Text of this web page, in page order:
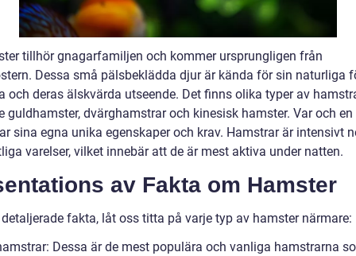
tillhör gnagarfamiljen och kommer ursprungligen från
Dessa små pälsbeklädda djur är kända för sin naturliga
och deras älskvärda utseende. Det finns olika typer av
guldhamster, dvärghamstrar och kinesisk hamster. Var och en
sina egna unika egenskaper och krav. Hamstrar är intensivt
varelser, vilket innebär att de är mest aktiva under natten.
av Fakta om Hamster
fakta, låt oss titta på varje typ av hamster närmare:
Dessa är de mest populära och vanliga hamstrarna